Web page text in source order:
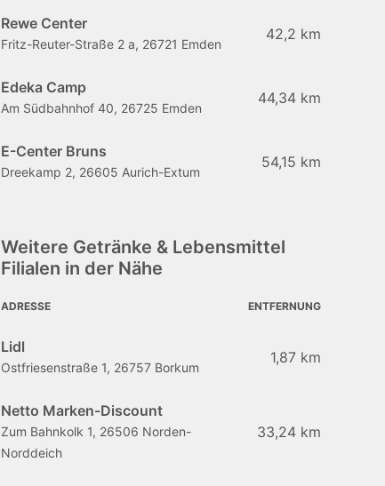
Rewe Center
Fritz-Reuter-Straße 2 a, 26721 Emden
42,2 km
Edeka Camp
Am Südbahnhof 40, 26725 Emden
44,34 km
E-Center Bruns
Dreekamp 2, 26605 Aurich-Extum
54,15 km
Weitere Getränke & Lebensmittel
Filialen in der Nähe
ADRESSE ENTFERNUNG
Lidl
Ostfriesenstraße 1, 26757 Borkum
1,87 km
Netto Marken-Discount
Zum Bahnkolk 1, 26506 Norden-
Norddeich
33,24 km